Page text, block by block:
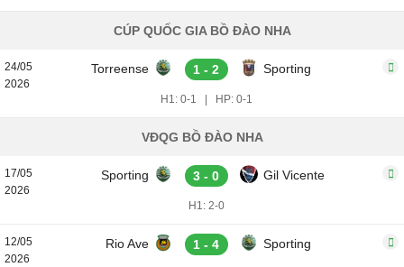
CÚP QUỐC GIA BỒ ĐÀO NHA
24/05
2026
Torreense 1 - 2 Sporting
H1: 0-1 HP: 0-1
VĐQG BỒ ĐÀO NHA
17/05
2026
Sporting 3 - 0 Gil Vicente
H1: 2-0
12/05
2026
Rio Ave 1 - 4 Sporting